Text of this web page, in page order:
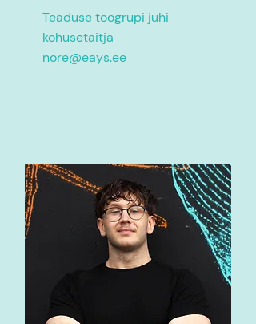
Teaduse töögrupi juhi
kohusetäitja
nore@eays.ee